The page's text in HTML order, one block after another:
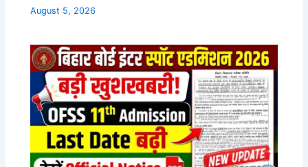
August 5, 2026